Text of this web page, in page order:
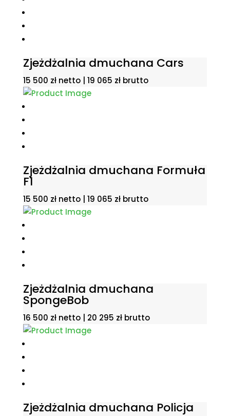
Zjeżdżalnia dmuchana Cars
15 500 zł netto | 19 065 złbrutto
Zjeżdżalnia dmuchana Formuła
F1
15 500 zł netto | 19 065 złbrutto
Zjeżdżalnia dmuchana
SpongeBob
16 500 zł netto | 20 295 złbrutto
Zjeżdżalnia dmuchana Policja